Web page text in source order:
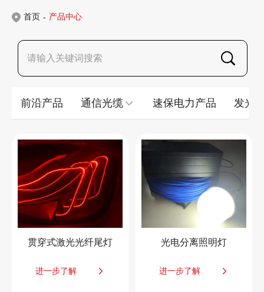
首页 - 产品中心
前沿产品 通信光缆 速保电力产品 发光
贯穿式激光光纤尾灯
进一步了解
光电分离照明灯
进一步了解